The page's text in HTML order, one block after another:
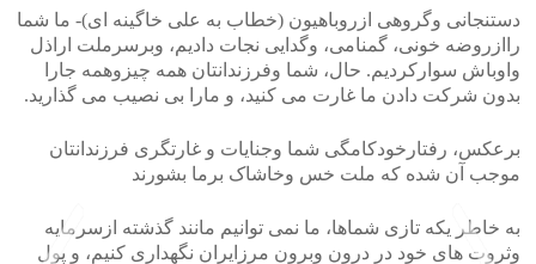
دستنجانی وگروهی ازروباهیون (خطاب به علی خاگینه ای)- ما شما
راازروضه خونی، گمنامی، وگدایی نجات دادیم، وبرسرملت اراذل
واوباش سوارکردیم. حال، شما وفرزندانتان همه چیزوهمه جارا
بدون شرکت دادن ما غارت می کنید، و مارا بی نصیب می گذارید.
برعکس، رفتارخودکامگی شما وجنایات و غارتگری فرزندانتان
موجب آن شده که ملت خس وخاشاک برما بشورند
به خاطر یکه تازی شماها، ما نمی توانیم مانند گذشته ازسرمایه
وثروت های خود در درون وبرون مرزایران نگهداری کنیم، و پول